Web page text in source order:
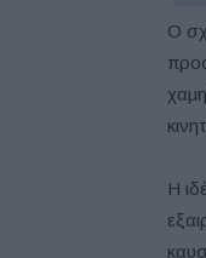
Ο
Η